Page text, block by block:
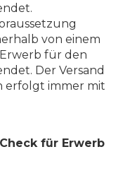
von einem
für den
Der Versand
erfolgt immer mit
für Erwerb